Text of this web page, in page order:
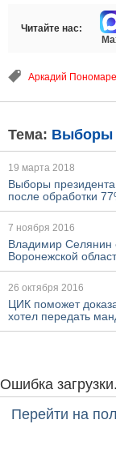
Читайте нас:
Аркадий
Тема: Выборы
19 марта 2018
Выборы
после обработки
7 ноября 2016
Владимир Селянин
Воронежской
26 октября 2016
ЦИК поможет
хотел передать
Ошибка загрузки.
Перейти на